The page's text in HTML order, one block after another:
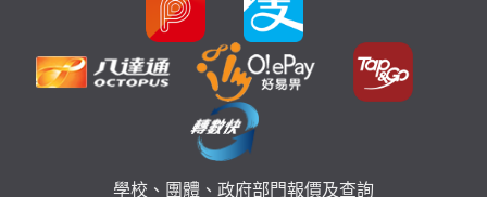
學校、團體、政府部門報價及查詢